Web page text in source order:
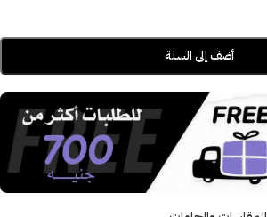
أضف إلى السلة